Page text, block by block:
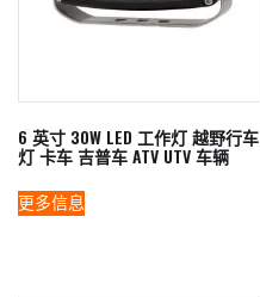
6 英寸 30W LED 工作灯 越野行车
灯 卡车 吉普车 ATV UTV 车辆
更多信息